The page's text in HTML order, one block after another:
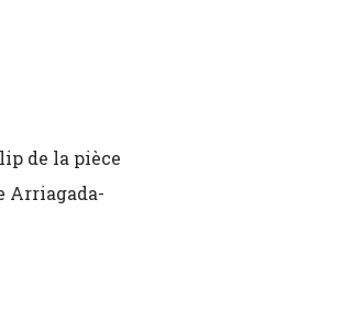
de la pièce
Arriagada-